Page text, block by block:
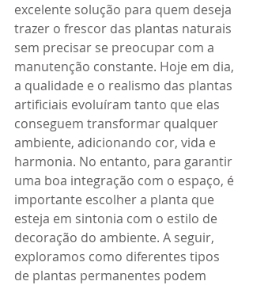
excelente solução para quem deseja
trazer o frescor das plantas naturais
sem precisar se preocupar com a
manutenção constante. Hoje em dia,
a qualidade e o realismo das plantas
artificiais evoluíram tanto que elas
conseguem transformar qualquer
ambiente, adicionando cor, vida e
harmonia. No entanto, para garantir
uma boa integração com o espaço, é
importante escolher a planta que
esteja em sintonia com o estilo de
decoração do ambiente. A seguir,
exploramos como diferentes tipos
de plantas permanentes podem